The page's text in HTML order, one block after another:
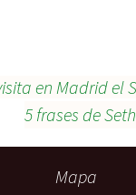
en Madrid el
5 frases de
Mapa